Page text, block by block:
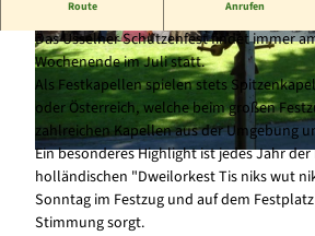
© Schützengesellschaft Usseln |CC-BY-SA
© Schützengesellschaft Usseln |CC-BY-SA
©
Route Anrufen
Immer am letzten Wochende im Juli
Das Usselner Schützenfest findet immer
Wochenende im Juli statt.
Als Festkapellen spielen stets
oder Österreich, welche beim großen
zahlreichen Kapellen aus der Umgebung
Ein besonderes Highlight ist jedes Jahr der
holländischen "Dweilorkest Tis niks wut
Sonntag im Festzug und auf dem
Stimmung sorgt.